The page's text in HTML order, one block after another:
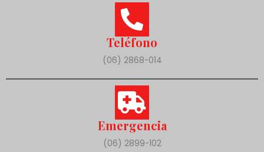
Teléfono
(06) 2868-014
Emergencia
(06) 2899-102